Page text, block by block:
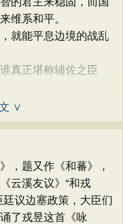
维系和平。
就能平息边境的战乱
真正堪称辅佐之臣
∨
题又作《和蕃》，
云溪友议》“和戎
议边塞政策，大臣们
了戎昱这首《咏